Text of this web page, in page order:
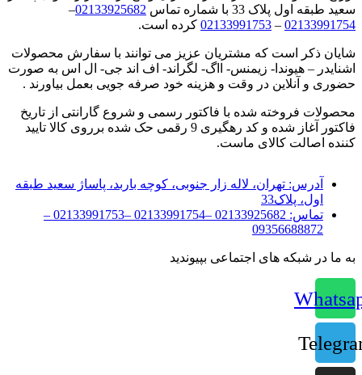
سعید طبقه اول پلاک 33 با شماره تماس
02133925682
–
02133991754
–
02133991753 کرده است.
شایان ذکر است که مشتریان عزیز می توانند با سفارش محصولات
اشنایدر – هیوندا- زیمنس- ااگ- لگراند- اف اند جی- ال اس به صورت
حضوری و آنلاین در وقت و هزینه خود صرفه جویی بعمل بیاورند .
محصولات فروخته شده با فاکتور رسمی و شروع گارانتی از تاریخ
فاکتور آغاز شده و کد رهگیری 9 رقمی حک شده برروی کالا تایید
کننده اصالت کالای ماست.
آدرس: تهران، لاله زار جنوبی، کوچه باربد، پاساژ سعید طبقه
اول، پلاک33
تماس:
02133925682 –02133991754 –02133991753 –
09356688872
به ما در شبکه های اجتماعی بپیوندید